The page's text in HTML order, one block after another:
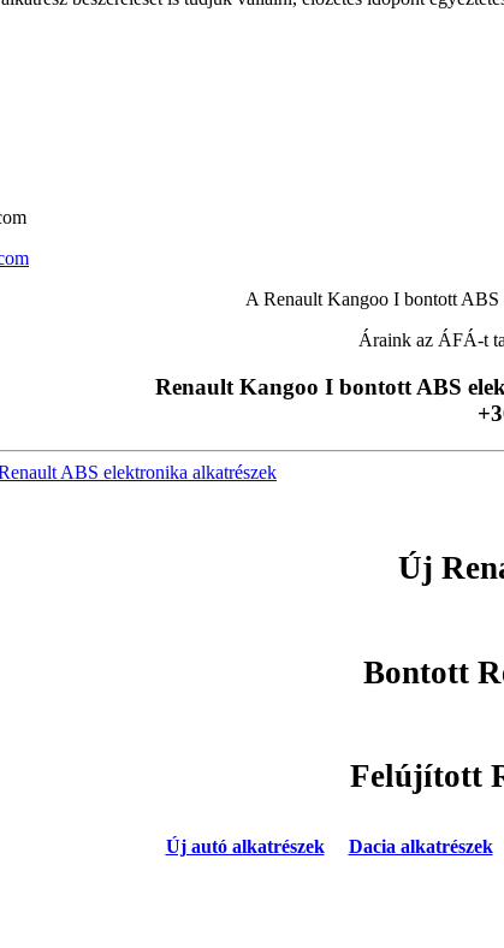
A Renault Kangoo I bontott ABS
Áraink az ÁFÁ-t
Renault Kangoo I bontott ABS
ABS elektronika alkatrészek
Új
Bontott
Felújított
Új autó alkatrészek Dacia alkatrészek